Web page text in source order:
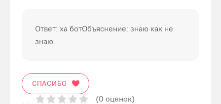
Ответ: ха ботОбъяснение: знаю как не
знаю
СПАСИБО
(0 оценок)